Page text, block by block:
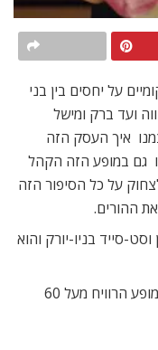
על יחסים בין בני
ועד ברק ומישל
 איך העסק הזה
 גם במופע הזה הקהל
על כל הסיפור הזה
ההורים.
ב-1996 בתיאטרון וסט-סייד בניו-יורק והוא
את בכורתו באוף-ברודוויי עשה ב-2008. המופע הרוויח מעל 60